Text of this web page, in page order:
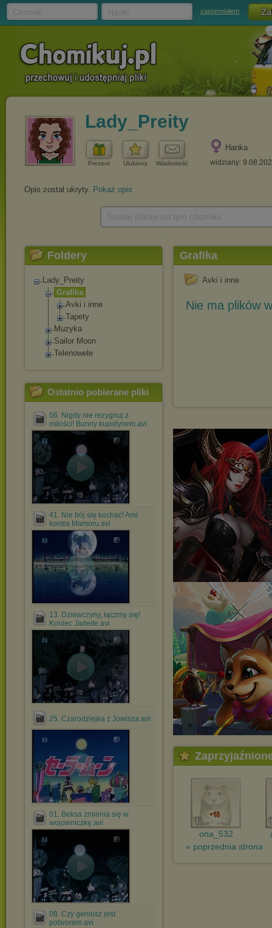
zapomniałem
Lady_Preity
Prezent Ulubiony Wiadomość
Hanka
widziany:
Opis został ukryty. Pokaż opis
Foldery
Lady_Preity
Grafika
Avki i inne
Tapety
Muzyka
Sailor Moon
Telenowele
Ostatnio pobierane pliki
06. Nigdy nie rezygnuj z
miłości! Bunny kupidynem.avi
41. Nie bój się kochać! Ami
kontra Mamoru.avi
13. Dziewczyny, łączmy się!
Koniec Jadeite.avi
25. Czarodziejka z Jowisza.avi
01. Beksa zmienia się w
wojowniczkę.avi
08. Czy geniusz jest
potworem.avi
Grafika
Avki i inne
Nie ma plików
ona_532
« poprzednia strona